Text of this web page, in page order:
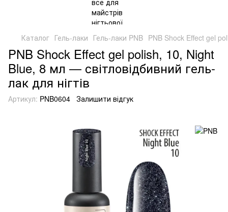
Каталог Гель-лаки Гель-лаки PNB PNB Shock Effect gel
PNB Shock Effect gel polish, 10, Night
Blue, 8 мл — світловідбивний гель-
лак для нігтів
Артикул: PNB0604 Залишити відгук